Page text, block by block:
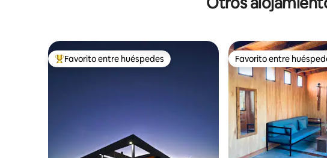
Favorito entre huéspedes preferido
Favorito entre huéspedes Favorito entre
Favorito entre